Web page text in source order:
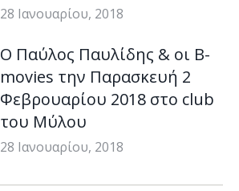
28 Ιανουαρίου, 2018
Ο Παύλος Παυλίδης & οι B-
movies την Παρασκευή 2
Φεβρουαρίου 2018 στο club
του Μύλου
28 Ιανουαρίου, 2018